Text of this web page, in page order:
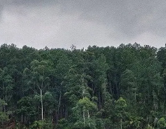
en el sur de la India, a 1100
muy lejos de la ruidosa
exuberante vegetación y la
los visitantes, Vagamon
estación de montaña en
multitudes de
todo el año.